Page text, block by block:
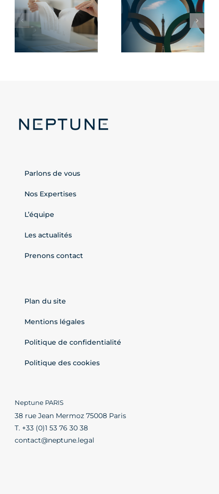
Règles à
connaître par
les employeurs
pendant les
Jeux
Conditions de
travail
transparentes
et prévisibles
dans l’Union
Parlons de vous
Nos Expertises
L’équipe
Les actualités
Prenons contact
Plan du site
Mentions légales
Politique de confidentialité
Politique des cookies
Neptune PARIS
38 rue Jean Mermoz 75008 Paris
T. +33 (0)1 53 76 30 38
contact@neptune.legal